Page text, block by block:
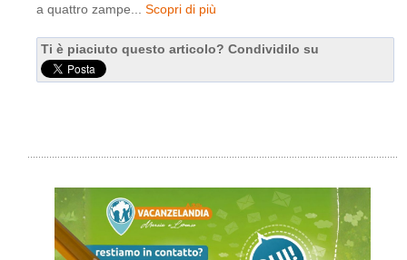
a quattro zampe... Scopri di più
Ti è piaciuto questo articolo? Condividilo su